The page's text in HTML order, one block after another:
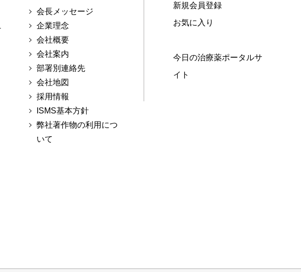
会長メッセージ
企業理念
会社概要
会社案内
部署別連絡先
会社地図
採用情報
ISMS基本方針
弊社著作物の利用につ
いて
新規会員登録
お気に入り
今日の治療薬ポータルサ
イト